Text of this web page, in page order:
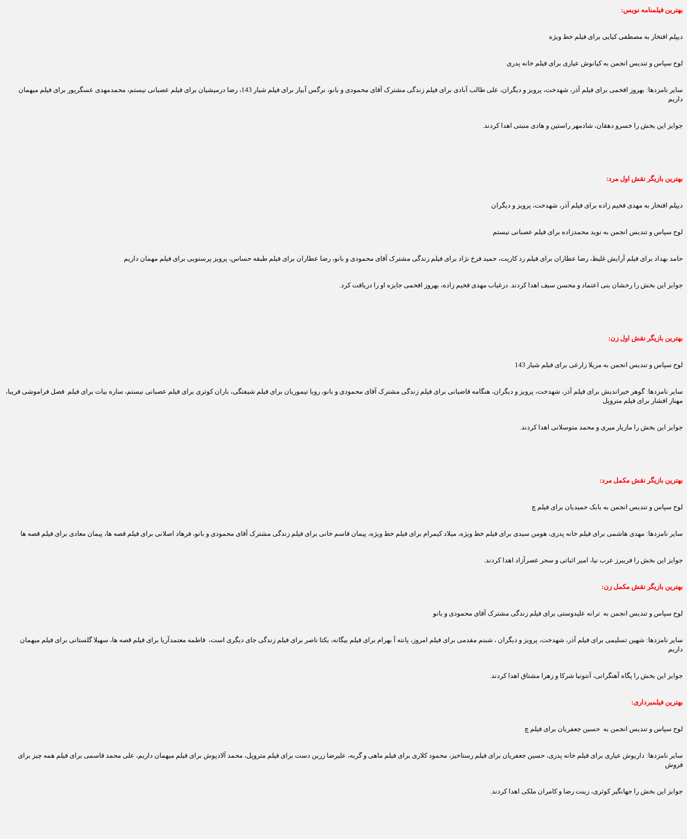
بهترین فیلمنامه نویس:
دیپلم افتخار به مصطفی کیایی برای فیلم خط ویژه
لوح سپاس و تندیس انجمن به کیانوش عیاری برای فیلم خانه پدری
سایر نامزدها: بهروز افخمی برای فیلم آذر، شهدخت، پرویز و دیگران، علی طالب آبادی برای فیلم زندگی مشترک آقای محمودی و بانو، نرگس آبیار برای فیلم شیار 143، رضا درمیشیان برای فیلم عصبانی نیستم، محمدمهدی عسگرپور برای فیلم میهمان
داریم
جوایز این بخش را خسرو دهقان، شادمهر راستین و هادی منبتی اهدا کردند.
بهترین بازیگر نقش اول مرد:
دیپلم افتخار به مهدی فخیم زاده برای فیلم آذر، شهدخت، پرویز و دیگران
لوح سپاس و تندیس انجمن به نوید محمدزاده برای فیلم عصبانی نیستم
حامد بهداد برای فیلم آرایش غلیظ، رضا عطاران برای فیلم رد کارپت، حمید فرخ نژاد برای فیلم زندگی مشترک آقای محمودی و بانو، رضا عطاران برای فیلم طبقه حساس، پرویز پرستویی برای فیلم مهمان داریم
جوایز این بخش را رخشان بنی اعتماد و محسن سیف اهدا کردند. درغیاب مهدی فخیم زاده، بهروز افخمی جایزه او را دریافت کرد.
بهترین بازیگر نقش اول زن:
لوح سپاس و تندیس انجمن به مریلا زارعی برای فیلم شیار 143
سایر نامزدها: گوهر خیراندیش برای فیلم آذر، شهدخت، پرویز و دیگران، هنگامه قاضیانی برای فیلم زندگی مشترک آقای محمودی و بانو، رویا تیموریان برای فیلم شیفتگی، باران کوثری برای فیلم عصبانی نیستم، ساره بیات برای فیلم فصل فراموشی فریبا،
مهناز افشار برای فیلم متروپل
جوایز این بخش را مازیار میری و محمد متوسلانی اهدا کردند.
بهترین بازیگر نقش مکمل مرد:
لوح سپاس و تندیس انجمن به بابک حمیدیان برای فیلم چ
سایر نامزدها: مهدی هاشمی برای فیلم خانه پدری، هومن سیدی برای فیلم خط ویژه، میلاد کیمرام برای فیلم خط ویژه، پیمان قاسم خانی برای فیلم زندگی مشترک آقای محمودی و بانو، فرهاد اصلانی برای فیلم قصه ها، پیمان معادی برای فیلم قصه ها
جوایز این بخش را فریبرز عرب نیا، امیر اثباتی و سحر عصرآزاد اهدا کردند.
بهترین بازیگر نقش مکمل زن:
لوح سپاس و تندیس انجمن به ترانه علیدوستی برای فیلم زندگی مشترک آقای محمودی و بانو
سایر نامزدها: شهین تسلیمی برای فیلم آذر، شهدخت، پرویز و دیگران ، شبنم مقدمی برای فیلم امروز، پانته آ بهرام برای فیلم بیگانه، یکتا ناصر برای فیلم زندگی جای دیگری است، فاطمه معتمدآریا برای فیلم قصه ها، سهیلا گلستانی برای فیلم میهمان
داریم
جوایز این بخش را پگاه آهنگرانی، آنتونیا شرکا و زهرا مشتاق اهدا کردند.
بهترین فیلمبرداری:
لوح سپاس و تندیس انجمن به حسین جعفریان برای فیلم چ
سایر نامزدها: داریوش عیاری برای فیلم خانه پدری، حسین جعفریان برای فیلم رستاخیز، محمود کلاری برای فیلم ماهی و گربه، علیرضا زرین دست برای فیلم متروپل، محمد آلادپوش برای فیلم میهمان داریم، علی محمد قاسمی برای فیلم همه چیز برای
فروش
جوایز این بخش را جهانگیر کوثری، زینت رضا و کامران ملکی اهدا کردند.